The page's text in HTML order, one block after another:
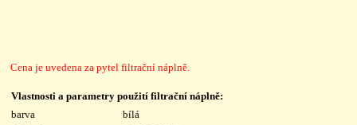
Cena je uvedena za pytel filtrační náplně.
Vlastnosti a parametry použití filtrační náplně:
barva
bílá